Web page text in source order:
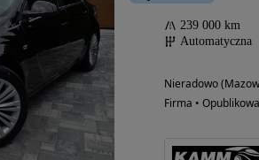
239 000 km
Automatyczna
Nieradowo
Firma •